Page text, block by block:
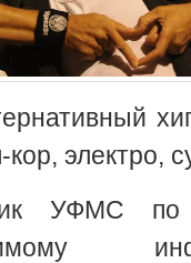
кор, электро,
УФМС по